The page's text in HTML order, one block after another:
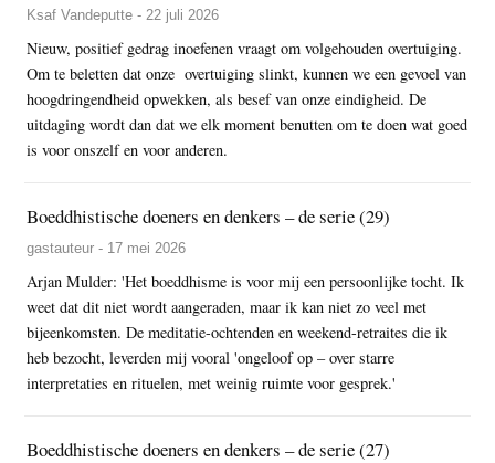
Ksaf Vandeputte - 22 juli 2026
Nieuw, positief gedrag inoefenen vraagt om volgehouden overtuiging.
Om te beletten dat onze overtuiging slinkt, kunnen we een gevoel van
hoogdringendheid opwekken, als besef van onze eindigheid. De
uitdaging wordt dan dat we elk moment benutten om te doen wat goed
is voor onszelf en voor anderen.
Boeddhistische doeners en denkers – de serie (29)
gastauteur - 17 mei 2026
Arjan Mulder: 'Het boeddhisme is voor mij een persoonlijke tocht. Ik
weet dat dit niet wordt aangeraden, maar ik kan niet zo veel met
bijeenkomsten. De meditatie-ochtenden en weekend-retraites die ik
heb bezocht, leverden mij vooral 'ongeloof op – over starre
interpretaties en rituelen, met weinig ruimte voor gesprek.'
Boeddhistische doeners en denkers – de serie (27)